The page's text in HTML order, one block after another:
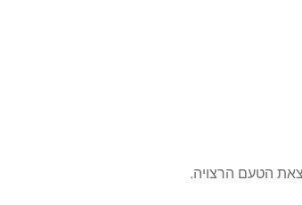
הטעם הרצויה.